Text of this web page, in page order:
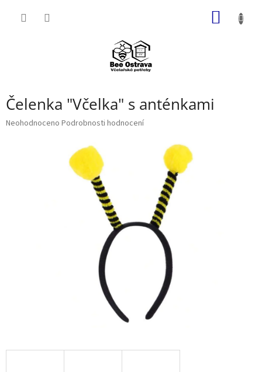
Čelenka "Včelka" s anténkami
Průměrné
Neohodnoceno Podrobnosti hodnocení